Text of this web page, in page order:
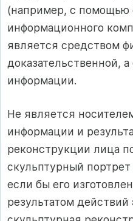
(например, с помощью
информационного
является средством
доказательственной,
информации.
Не является
информации и
реконструкции лица
скульптурный
если бы его
результатом действий